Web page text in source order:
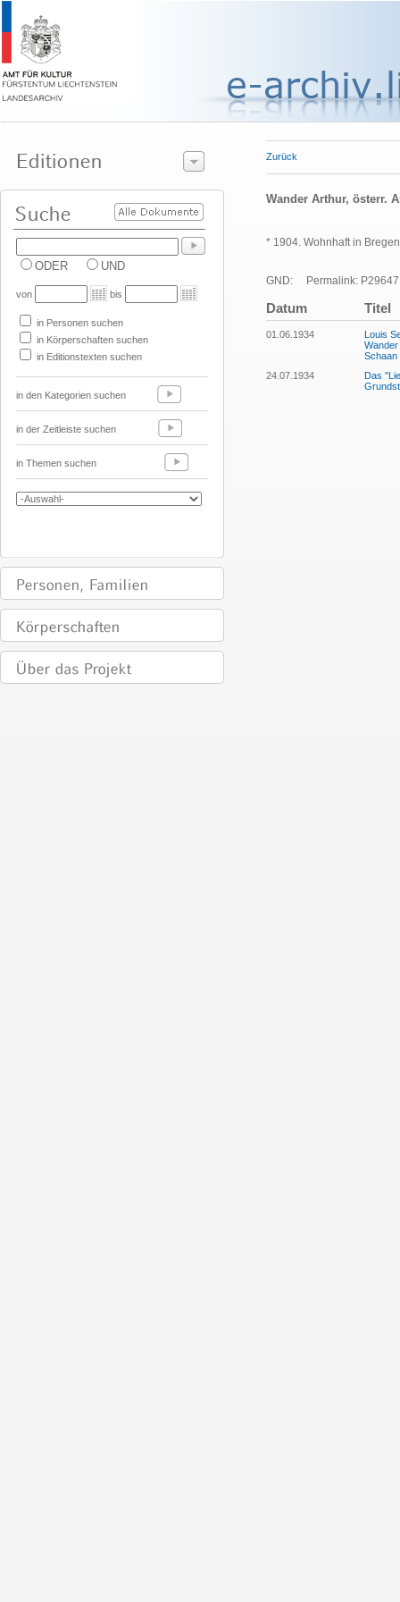
ODER UND
von bis
in Personen suchen
in Körperschaften suchen
in Editionstexten suchen
in den Kategorien suchen
in der Zeitleiste suchen
in Themen suchen
Zurück
Wander Arthur, österr.
* 1904. Wohnhaft in
GND: Permalink: P29647
Datum Titel
01.06.1934
Louis
Wander
Schaan
24.07.1934
Das